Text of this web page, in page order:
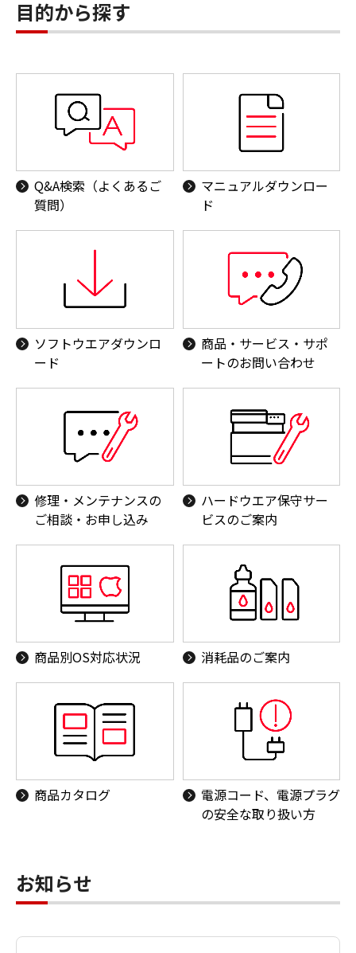
TR：プリント専用）
ー・スキャン）
コンパクトフォトプ
リンター
（SELPHY）
ミニフォトプリンタ
ー（iNSPiC)
パーソナル向けコピ
ー
Canon ID
キヤノンフォトサー
キヤノンオンライン
CINEMA EOS
SYSTEM
業務用デジタルビデ
オカメラ
放送用レンズ 動画ディスプレイ
テム
目的から探す
Q&A検索（よくあるご
質問）
マニュアルダウンロー
ド
ソフトウエアダウンロ
ード
商品・サービス・サポ
ートのお問い合わせ
修理・メンテナンスの
ご相談・お申し込み
ハードウエア保守サー
ビスのご案内
商品別OS対応状況 消耗品のご案内
商品カタログ
電源コード、電源プラグ
の安全な取り扱い方
お知らせ